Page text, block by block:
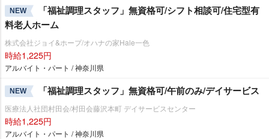
NEW
「福祉調理スタッフ」無資格可/シフト相談可/住宅型有
料老人ホーム
株式会社ジョイ&ホープ/オハナの家Hale一色
時給1,225円
アルバイト・パート / 神奈川県
NEW 「福祉調理スタッフ」無資格可/午前のみ/デイサービス
医療法人社団村田会/村田会藤沢本町 デイサービスセンター
時給1,225円
アルバイト・パート / 神奈川県